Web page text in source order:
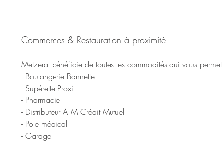
Commerces & Restauration à proximité
Metzeral bénéficie de toutes les commodités qui vous
- Boulangerie Bannette
- Supérette Proxi
- Pharmacie
- Distributeur ATM Crédit Mutuel
- Pole médical
- Garage